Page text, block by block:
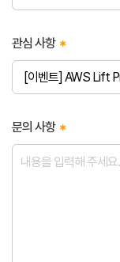
관심 사항
문의 사항